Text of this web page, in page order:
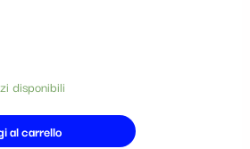
disponibili
al carrello